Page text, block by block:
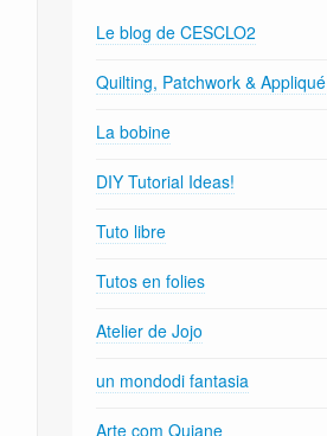
Le blog de CESCLO2
Quilting, Patchwork & Appliqué
La bobine
DIY Tutorial Ideas!
Tuto libre
Tutos en folies
Atelier de Jojo
un mondodi fantasia
Arte com Quiane